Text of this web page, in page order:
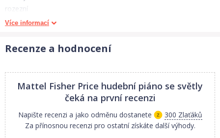
rozezní
váš
zábavnou
hudbou
a
vaše
dítě
si
ho
Více informací
Recenze a hodnocení
Mattel Fisher Price hudební piáno se světly
čeká na první recenzi
Napište recenzi a jako odměnu dostanete
300 Zlaťáků
Za přínosnou recenzi pro ostatní získáte další výhody.